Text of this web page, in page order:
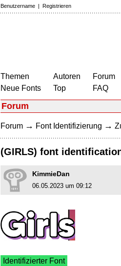
Benutzername | Registrieren
Themen
Neue Fonts
Autoren
Top
Forum
FAQ
Forum
Forum → Font Identifizierung →
(GIRLS) font
KimmieDan
06.05.2023 um 09:12
Identifizierter Font